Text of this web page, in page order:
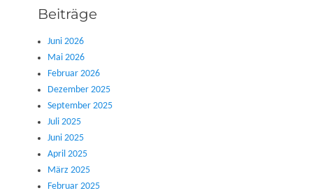
Beiträge
Juni 2026
Mai 2026
Februar 2026
Dezember 2025
September 2025
Juli 2025
Juni 2025
April 2025
März 2025
Februar 2025